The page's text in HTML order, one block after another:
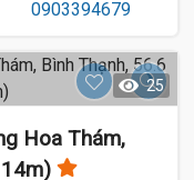
25
Hoa Thám,